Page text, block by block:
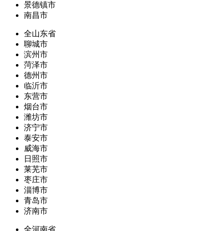
景德镇市
南昌市
全山东省
聊城市
滨州市
菏泽市
德州市
临沂市
东营市
烟台市
潍坊市
济宁市
泰安市
威海市
日照市
莱芜市
枣庄市
淄博市
青岛市
济南市
全河南省